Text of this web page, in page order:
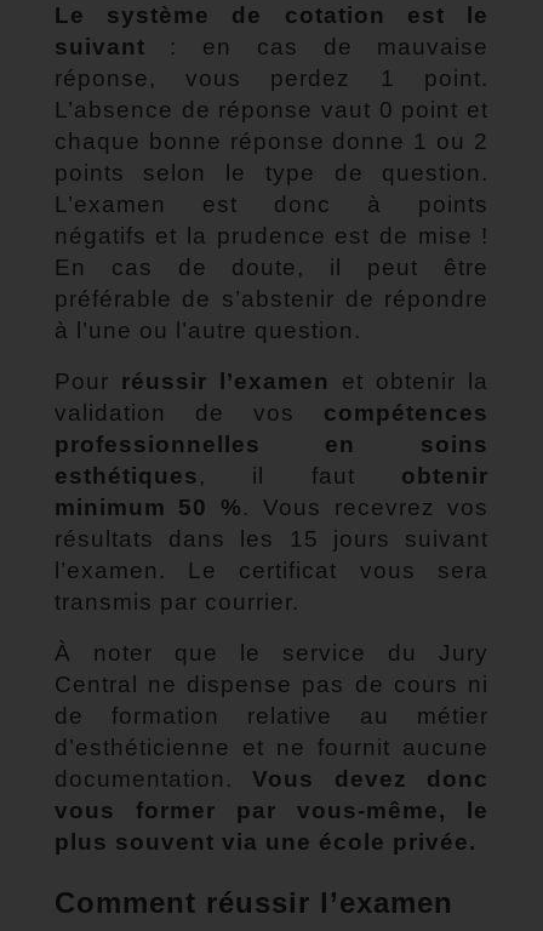
Le système de cotation est le
suivant : en cas de mauvaise
réponse, vous perdez 1 point.
L’absence de réponse vaut 0 point et
chaque bonne réponse donne 1 ou 2
points selon le type de question.
L’examen est donc à points
négatifs et la prudence est de mise !
En cas de doute, il peut être
préférable de s’abstenir de répondre
à l’une ou l’autre question.
Pour réussir l’examen
et obtenir la
validation de vos compétences
professionnelles en soins
esthétiques, il faut obtenir
minimum 50 %. Vous recevrez vos
résultats dans les 15 jours suivant
l’examen. Le certificat vous sera
transmis par courrier.
À noter que le service du Jury
Central ne dispense pas de cours ni
de formation relative au métier
d’esthéticienne et ne fournit aucune
documentation.Vous devez donc
vous former par vous-même, le
plus souvent via une école privée.
Comment réussir l’examen